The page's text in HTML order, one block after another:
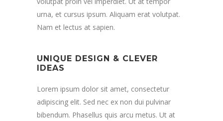
urna, et cursus ipsum. Aliquam erat volutpat.
Nam et lectus at sapien.
UNIQUE DESIGN & CLEVER
IDEAS
Lorem ipsum dolor sit amet, consectetur
adipiscing elit. Sed nec ex non dui pulvinar
bibendum. Phasellus quis arcu metus. Ut at